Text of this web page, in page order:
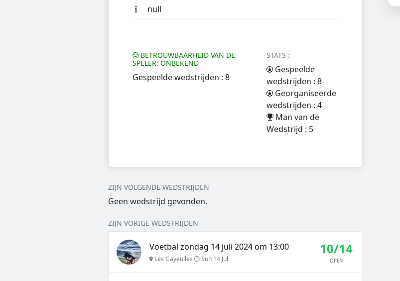
null
BETROUWBAARHEID VAN DE
SPELER: ONBEKEND
Gespeelde wedstrijden : 8
STATS :
Gespeelde
wedstrijden : 8
Georganiseerde
wedstrijden : 4
Man van de
Wedstrijd : 5
ZIJN VOLGENDE WEDSTRIJDEN
Geen wedstrijd gevonden.
ZIJN VORIGE WEDSTRIJDEN
Voetbal zondag 14 juli 2024 om 13:00
Les Gayeulles Sun 14 Jul
10/14
OPEN